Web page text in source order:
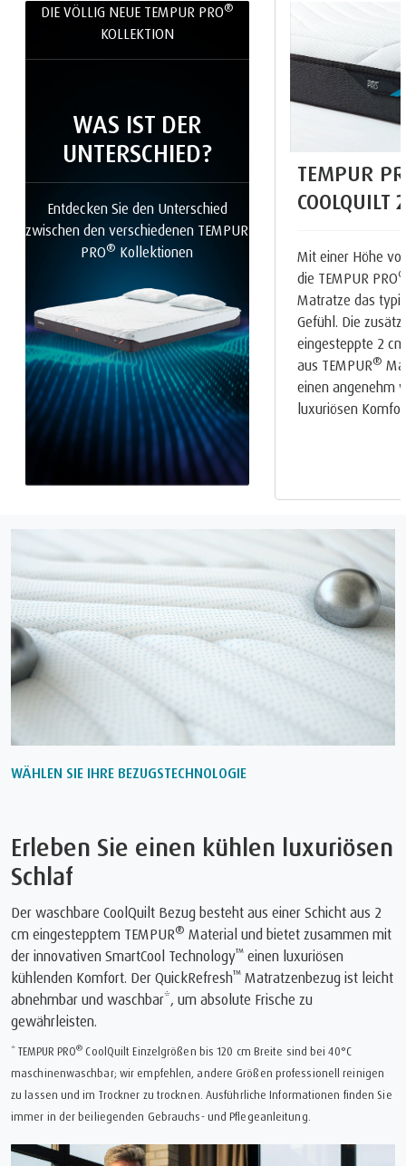
DIE VÖLLIG NEUE TEMPUR PRO®
KOLLEKTION
WAS IST DER
UNTERSCHIED?
Entdecken Sie den Unterschied
zwischen den verschiedenen TEMPUR
PRO® Kollektionen
TEMPUR
COOLQUILT
Mit einer Höhe
die TEMPUR PRO
Matratze das
Gefühl. Die
eingesteppte 2
aus TEMPUR®
einen angenehm
luxuriösen
WÄHLEN SIE IHRE BEZUGSTECHNOLOGIE
Erleben Sie einen kühlen luxuriösen
Schlaf
Der waschbare CoolQuilt Bezug besteht aus einer Schicht aus 2
cm eingestepptem TEMPUR® Material und bietet zusammen mit
der innovativen SmartCool Technology™ einen luxuriösen
kühlenden Komfort. Der QuickRefresh™ Matratzenbezug ist leicht
abnehmbar und waschbar*, um absolute Frische zu
gewährleisten.
* TEMPUR PRO® CoolQuilt Einzelgrößen bis 120 cm Breite sind bei 40°C
maschinenwaschbar; wir empfehlen, andere Größen professionell reinigen
zu lassen und im Trockner zu trocknen. Ausführliche Informationen finden Sie
immer in der beiliegenden Gebrauchs- und Pflegeanleitung.